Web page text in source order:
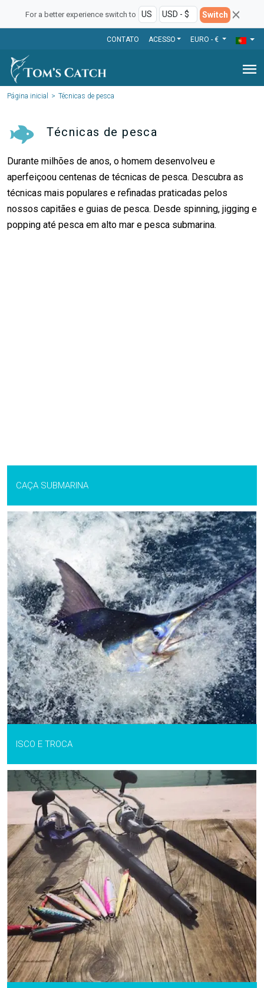
For a better experience switch to Switch
CONTATO ACESSO EURO - €
menu
Página inicial Técnicas de pesca
Técnicas de pesca
Durante milhões de anos, o homem desenvolveu e
aperfeiçoou centenas de técnicas de pesca. Descubra as
técnicas mais populares e refinadas praticadas pelos
nossos capitães e guias de pesca. Desde spinning, jigging e
popping até pesca em alto mar e pesca submarina.
CAÇA SUBMARINA
ISCO E TROCA